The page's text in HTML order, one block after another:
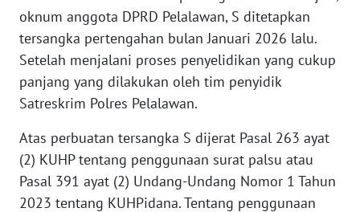
oknum anggota DPRD Pelalawan, S ditetapkan
tersangka pertengahan bulan Januari 2026 lalu.
Setelah menjalani proses penyelidikan yang cukup
panjang yang dilakukan oleh tim penyidik
Satreskrim Polres Pelalawan.
Atas perbuatan tersangka S dijerat Pasal 263 ayat
(2) KUHP tentang penggunaan surat palsu atau
Pasal 391 ayat (2) Undang-Undang Nomor 1 Tahun
2023 tentang KUHPidana. Tentang penggunaan
PAPUA
BARAT
WN
RIAU
WN
SERAMBI
WN